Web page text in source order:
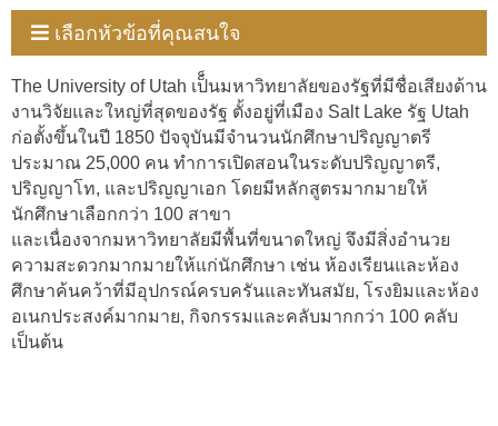
เลือกหัวข้อที่คุณสนใจ
The University of Utah เป็็นมหาวิทยาลัยของรัฐที่มีชื่อเสียงด้าน
งานวิจัยและใหญ่ที่สุดของรัฐ ตั้งอยู่ที่เมือง Salt Lake รัฐ Utah
ก่อตั้งขึ้นในปี 1850 ปัจจุบันมีจำนวนนักศึกษาปริญญาตรี
ประมาณ 25,000 คน ทำการเปิดสอนในระดับปริญญาตรี,
ปริญญาโท, และปริญญาเอก โดยมีหลักสูตรมากมายให้
นักศึกษาเลือกกว่า 100 สาขา
และเนื่องจากมหาวิทยาลัยมีพื้นที่ขนาดใหญ่ จึงมีสิ่งอำนวย
ความสะดวกมากมายให้แก่นักศึกษา เช่น ห้องเรียนและห้อง
ศึกษาค้นคว้าที่มีอุปกรณ์ครบครันและทันสมัย, โรงยิมและห้อง
อเนกประสงค์มากมาย, กิจกรรมและคลับมากกว่า 100 คลับ
เป็นต้น